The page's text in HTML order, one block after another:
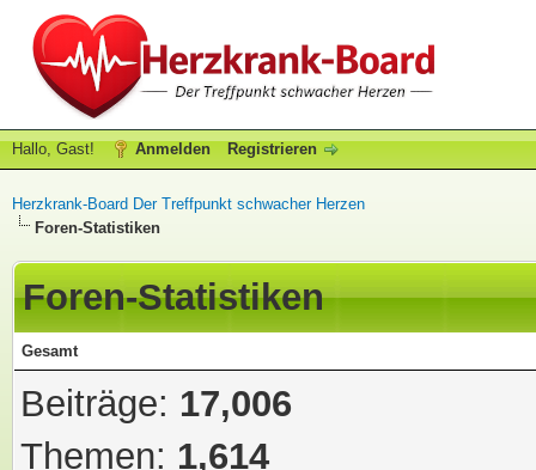
Hallo, Gast! Anmelden Registrieren
Herzkrank-Board Der Treffpunkt schwacher Herzen
Foren-Statistiken
Foren-Statistiken
Gesamt
Beiträge: 17,006
Themen: 1,614